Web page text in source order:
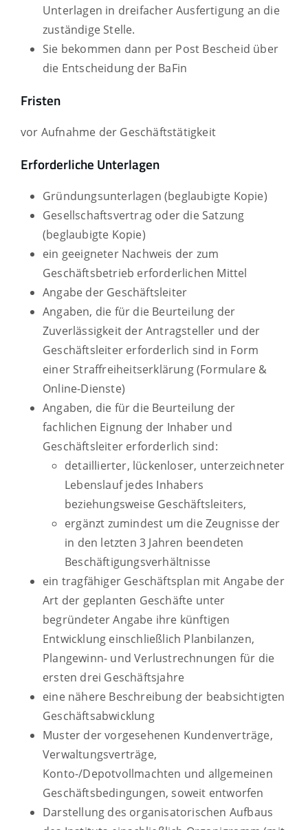
Unterlagen in dreifacher Ausfertigung an die
zuständige Stelle.
Sie bekommen dann per Post Bescheid über
die Entscheidung der BaFin
Fristen
vor Aufnahme der Geschäftstätigkeit
Erforderliche Unterlagen
Gründungsunterlagen (beglaubigte Kopie)
Gesellschaftsvertrag oder die Satzung
(beglaubigte Kopie)
ein geeigneter Nachweis der zum
Geschäftsbetrieb erforderlichen Mittel
Angabe der Geschäftsleiter
Angaben, die für die Beurteilung der
Zuverlässigkeit der Antragsteller und der
Geschäftsleiter erforderlich sind in Form
einer Straffreiheitserklärung (Formulare &
Online-Dienste)
Angaben, die für die Beurteilung der
fachlichen Eignung der Inhaber und
Geschäftsleiter erforderlich sind:
detaillierter, lückenloser, unterzeichneter
Lebenslauf jedes Inhabers
beziehungsweise Geschäftsleiters,
ergänzt zumindest um die Zeugnisse der
in den letzten 3 Jahren beendeten
Beschäftigungsverhältnisse
ein tragfähiger Geschäftsplan mit Angabe der
Art der geplanten Geschäfte unter
begründeter Angabe ihre künftigen
Entwicklung einschließlich Planbilanzen,
Plangewinn- und Verlustrechnungen für die
ersten drei Geschäftsjahre
eine nähere Beschreibung der beabsichtigten
Geschäftsabwicklung
Muster der vorgesehenen Kundenverträge,
Verwaltungsverträge,
Konto-/Depotvollmachten und allgemeinen
Geschäftsbedingungen, soweit entworfen
Darstellung des organisatorischen Aufbaus